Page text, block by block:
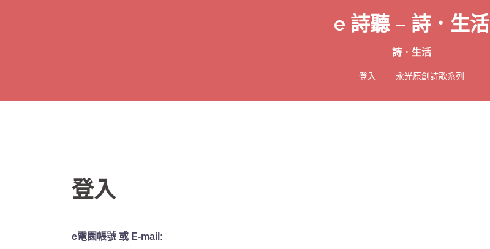
e 詩聽 – 詩．生活
詩．生活
登入 永光原創詩歌系列
登入
e電園帳號 或 E-mail: